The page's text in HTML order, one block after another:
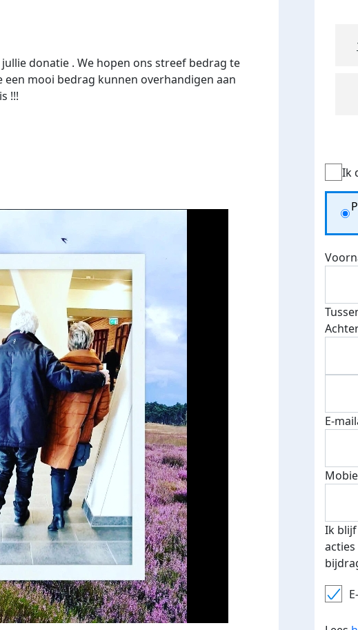
donatie . We hopen ons streef bedrag te
een mooi bedrag kunnen overhandigen aan
!!!
Ik
E-
Ik